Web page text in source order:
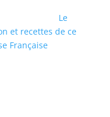
Le
et recettes de ce
Française